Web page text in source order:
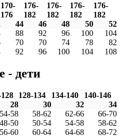
170-
176
176-
182
176-
182
176-
182
176-
182
44 46 48 50
52
88 92 96 100
104
70 70 74 78
82
92 96 100 104 108
- дети
128-134 134-140
140-146
28 30 32
34
54-58 58-62 62-66
66-70
48-50 50-54 54-58
58-62
56-60 60-64 64-68 68-72